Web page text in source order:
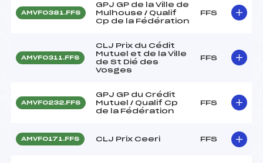
AMVF0381.FFS
GPJ GP de la Ville de
Mulhouse / Qualif
Cp de la Fédération
FFS
AMVF0311.FFS
CLJ Prix du Cédit
Mutuel et de la Ville
de St Dié des
Vosges
FFS
AMVF0232.FFS
GPJ GP du Crédit
Mutuel / Qualif Cp
de la Fédération
FFS
AMVF0171.FFS CLJ Prix Ceeri FFS